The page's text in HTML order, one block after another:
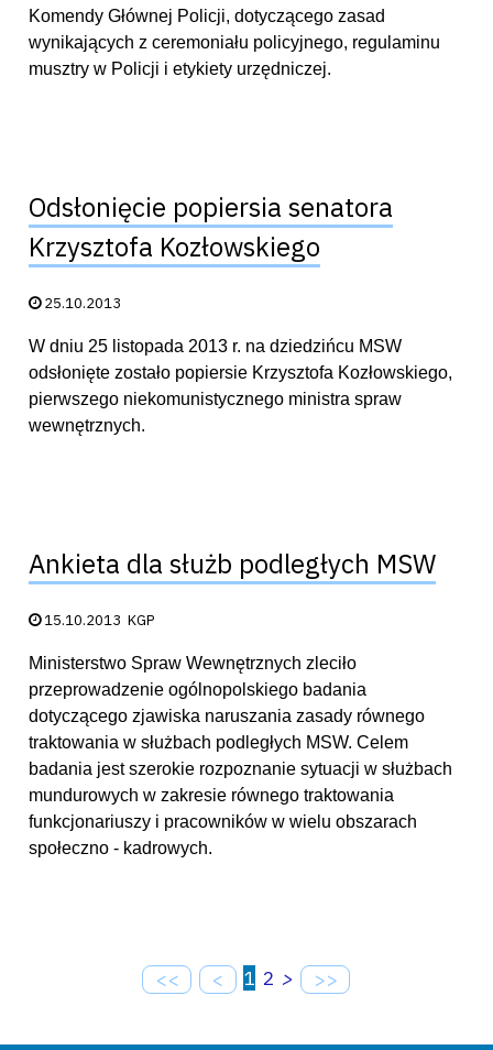
Komendy Głównej Policji, dotyczącego zasad
wynikających z ceremoniału policyjnego, regulaminu
musztry w Policji i etykiety urzędniczej.
Odsłonięcie popiersia senatora
Krzysztofa Kozłowskiego
Data publikacji:
25.10.2013
W dniu 25 listopada 2013 r. na dziedzińcu MSW
odsłonięte zostało popiersie Krzysztofa Kozłowskiego,
pierwszego niekomunistycznego ministra spraw
wewnętrznych.
Ankieta dla służb podległych MSW
Data publikacji:
15.10.2013 KGP
Ministerstwo Spraw Wewnętrznych zleciło
przeprowadzenie ogólnopolskiego badania
dotyczącego zjawiska naruszania zasady równego
traktowania w służbach podległych MSW. Celem
badania jest szerokie rozpoznanie sytuacji w służbach
mundurowych w zakresie równego traktowania
funkcjonariuszy i pracowników w wielu obszarach
społeczno - kadrowych.
<< < 1 2 > >>